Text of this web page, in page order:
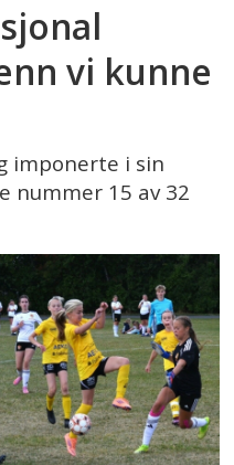
vi kunne
imponerte i sin
nummer 15 av 32